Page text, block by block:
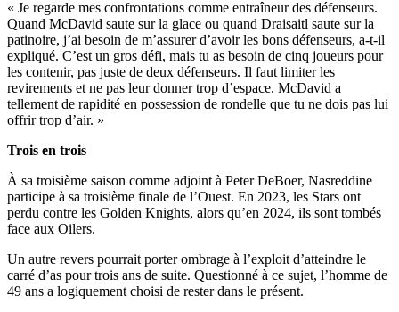
« Je regarde mes confrontations comme entraîneur des défenseurs.
Quand McDavid saute sur la glace ou quand Draisaitl saute sur la
patinoire, j’ai besoin de m’assurer d’avoir les bons défenseurs, a-t-il
expliqué. C’est un gros défi, mais tu as besoin de cinq joueurs pour
les contenir, pas juste de deux défenseurs. Il faut limiter les
revirements et ne pas leur donner trop d’espace. McDavid a
tellement de rapidité en possession de rondelle que tu ne dois pas lui
offrir trop d’air. »
Trois en trois
À sa troisième saison comme adjoint à Peter DeBoer, Nasreddine
participe à sa troisième finale de l’Ouest. En 2023, les Stars ont
perdu contre les Golden Knights, alors qu’en 2024, ils sont tombés
face aux Oilers.
Un autre revers pourrait porter ombrage à l’exploit d’atteindre le
carré d’as pour trois ans de suite. Questionné à ce sujet, l’homme de
49 ans a logiquement choisi de rester dans le présent.